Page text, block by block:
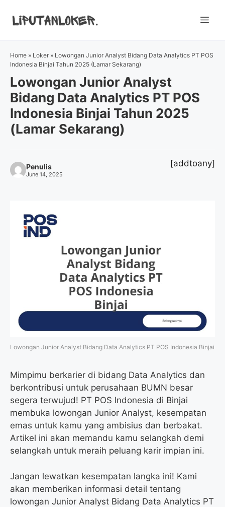
Home » Loker » Lowongan Junior Analyst Bidang Data Analytics PT POS
Indonesia Binjai Tahun 2025 (Lamar Sekarang)
Lowongan Junior Analyst
Bidang Data Analytics PT POS
Indonesia Binjai Tahun 2025
(Lamar Sekarang)
Penulis
June 14, 2025
[addtoany]
Lowongan Junior Analyst Bidang Data Analytics PT POS Indonesia Binjai
Mimpimu berkarier di bidang Data Analytics dan
berkontribusi untuk perusahaan BUMN besar
segera terwujud! PT POS Indonesia di Binjai
membuka lowongan Junior Analyst, kesempatan
emas untuk kamu yang ambisius dan berbakat.
Artikel ini akan memandu kamu selangkah demi
selangkah untuk meraih peluang karir impian ini.
Jangan lewatkan kesempatan langka ini! Kami
akan memberikan informasi detail tentang
lowongan Junior Analyst Bidang Data Analytics PT